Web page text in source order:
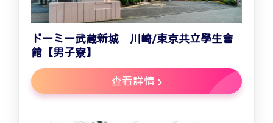
ドーミー武蔵新城 川崎/東京共立學生會
館【男子寮】
查看詳情